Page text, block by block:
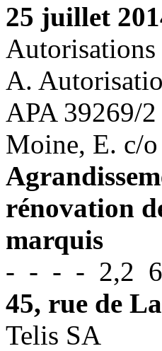
25 juillet
Autorisations
A.
APA 39269/2
Moine, E. c/
rénovation
marquis
- - - - 2,2
45, rue de
Telis SA